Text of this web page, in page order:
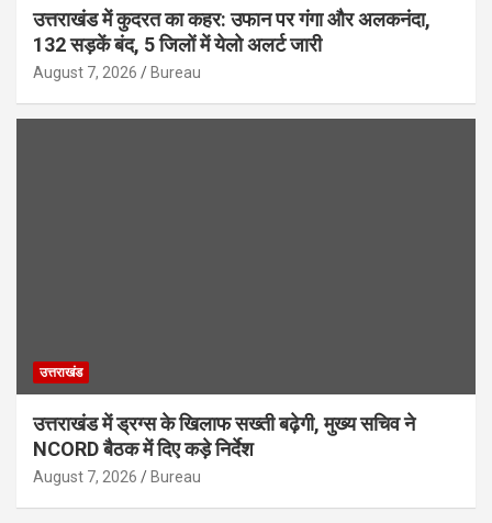
उत्तराखंड में कुदरत का कहर: उफान पर गंगा और अलकनंदा,
132 सड़कें बंद, 5 जिलों में येलो अलर्ट जारी
August 7, 2026 Bureau
उत्तराखंड
उत्तराखंड में ड्रग्स के खिलाफ सख्ती बढ़ेगी, मुख्य सचिव ने
NCORD बैठक में दिए कड़े निर्देश
August 7, 2026 Bureau